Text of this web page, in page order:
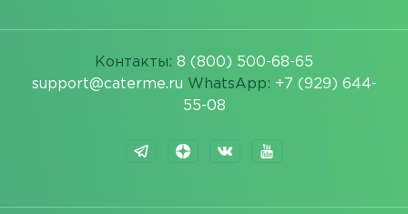
Контакты: 8 (800) 500-68-65
support@caterme.ru WhatsApp: +7 (929) 644-
55-08